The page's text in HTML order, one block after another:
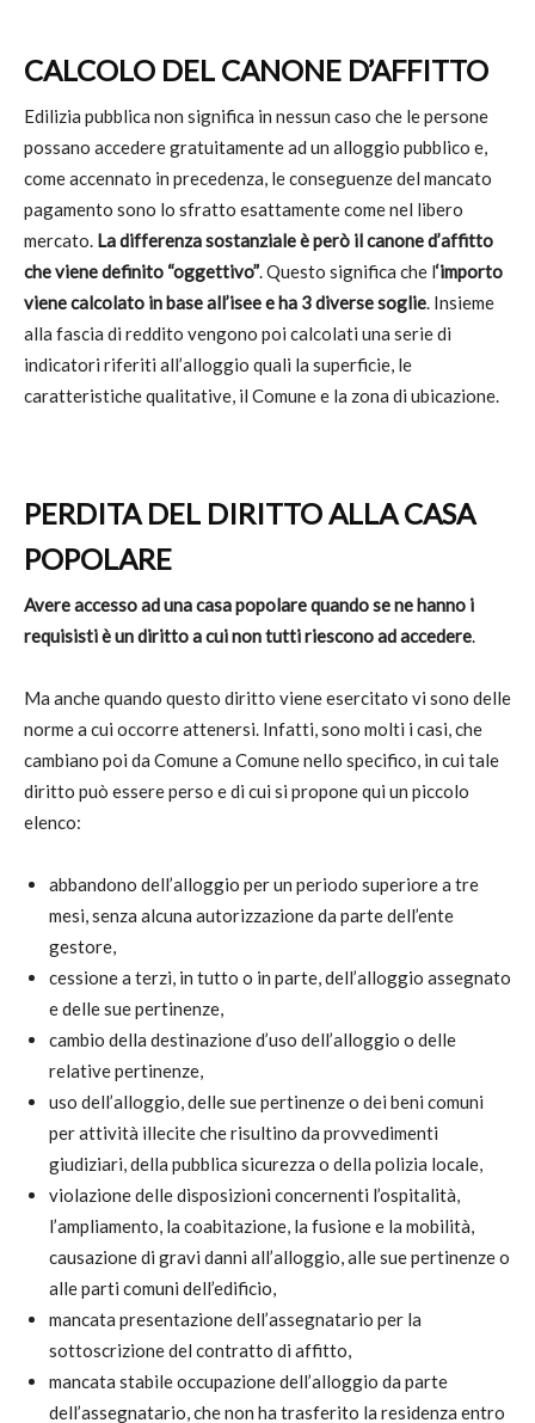
CALCOLO DEL CANONE D’AFFITTO
Edilizia pubblica non significa in nessun caso che le persone
possano accedere gratuitamente ad un alloggio pubblico e,
come accennato in precedenza, le conseguenze del mancato
pagamento sono lo sfratto esattamente come nel libero
mercato. La differenza sostanziale è però il canone d’affitto
che viene definito “oggettivo”. Questo significa che l‘importo
viene calcolato in base all’isee e ha 3 diverse soglie. Insieme
alla fascia di reddito vengono poi calcolati una serie di
indicatori riferiti all’alloggio quali la superficie, le
caratteristiche qualitative, il Comune e la zona di ubicazione.
PERDITA DEL DIRITTO ALLA CASA
POPOLARE
Avere accesso ad una casa popolare quando se ne hanno i
requisisti è un diritto a cui non tutti riescono ad accedere.
Ma anche quando questo diritto viene esercitato vi sono delle
norme a cui occorre attenersi. Infatti, sono molti i casi, che
cambiano poi da Comune a Comune nello specifico, in cui tale
diritto può essere perso e di cui si propone qui un piccolo
elenco:
abbandono dell’alloggio per un periodo superiore a tre
mesi, senza alcuna autorizzazione da parte dell’ente
gestore,
cessione a terzi, in tutto o in parte, dell’alloggio assegnato
e delle sue pertinenze,
cambio della destinazione d’uso dell’alloggio o delle
relative pertinenze,
uso dell’alloggio, delle sue pertinenze o dei beni comuni
per attività illecite che risultino da provvedimenti
giudiziari, della pubblica sicurezza o della polizia locale,
violazione delle disposizioni concernenti l’ospitalità,
l’ampliamento, la coabitazione, la fusione e la mobilità,
causazione di gravi danni all’alloggio, alle sue pertinenze o
alle parti comuni dell’edificio,
mancata presentazione dell’assegnatario per la
sottoscrizione del contratto di affitto,
mancata stabile occupazione dell’alloggio da parte
dell’assegnatario, che non ha trasferito la residenza entro